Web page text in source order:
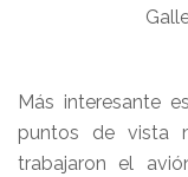
Más interesante
puntos de vista
trabajaron el